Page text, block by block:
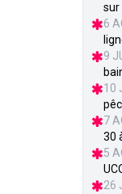
sur
6
9
10
7
30
5
26